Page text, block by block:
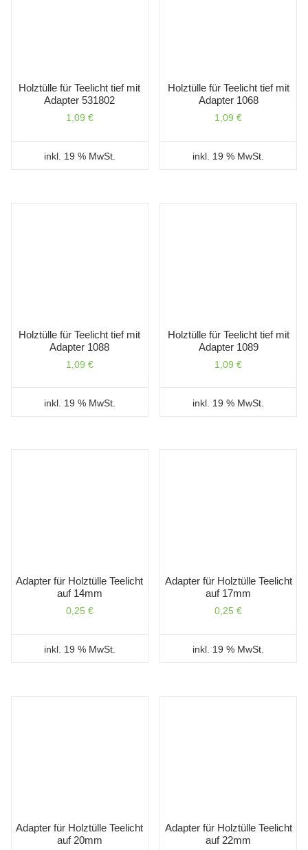
Holztülle für Teelicht tief mit
Adapter 531802
1,09 €
inkl. 19 % MwSt.
Holztülle für Teelicht tief mit
Adapter 1068
1,09€
inkl. 19 % MwSt.
Holztülle für Teelicht tief mit
Adapter 1088
1,09 €
inkl. 19 % MwSt.
Holztülle für Teelicht tief mit
Adapter 1089
1,09€
inkl. 19 % MwSt.
Adapter für Holztülle Teelicht
auf 14mm
0,25 €
inkl. 19 % MwSt.
Adapter für Holztülle Teelicht
auf 17mm
0,25€
inkl. 19 % MwSt.
Adapter für Holztülle Teelicht
auf 20mm
Adapter für Holztülle Teelicht
auf 22mm